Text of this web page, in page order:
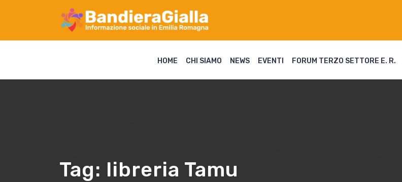
HOME CHI SIAMO NEWS EVENTI FORUM TERZO SETTORE E. R.
Tag: libreria Tamu